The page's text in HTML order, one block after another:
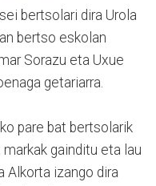
bertsolari dira Urola
bertso eskolan
Sorazu eta Uxue
getariarra.
pare bat bertsolarik
gainditu eta lau
Alkorta izango dira